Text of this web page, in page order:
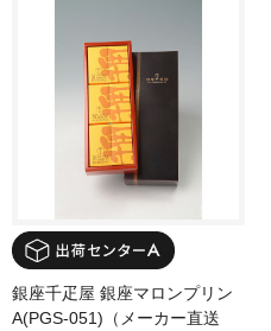
銀座千疋屋 銀座マロンプリン
A(PGS-051)（メーカー直送